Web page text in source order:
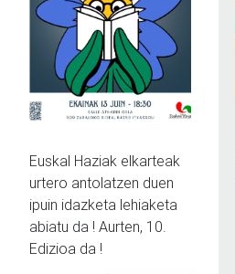
Euskal Haziak elkarteak
urtero antolatzen duen
ipuin idazketa lehiaketa
abiatu da ! Aurten, 10.
Edizioa da !